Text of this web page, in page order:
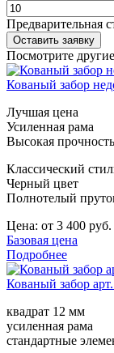
Предварительная
Посмотрите
Кованый забор
Лучшая цена
Усиленная рама
Высокая прочность
Классический
Черный цвет
Полнотелый
Цена: от 3 400
Базовая цена
Подробнее
Кованый забор
квадрат 12 мм
усиленная рама
стандартные